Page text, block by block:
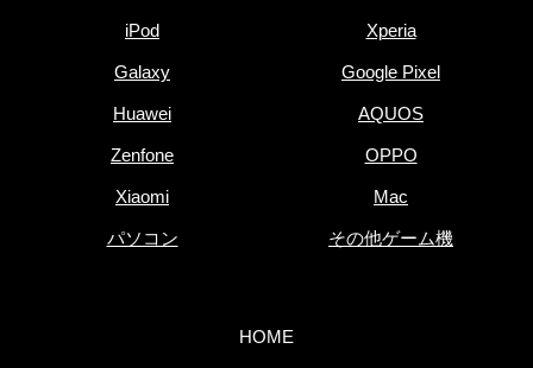
iPod Xperia
Galaxy Google Pixel
Huawei AQUOS
Zenfone OPPO
Xiaomi Mac
パソコン その他ゲーム機
HOME